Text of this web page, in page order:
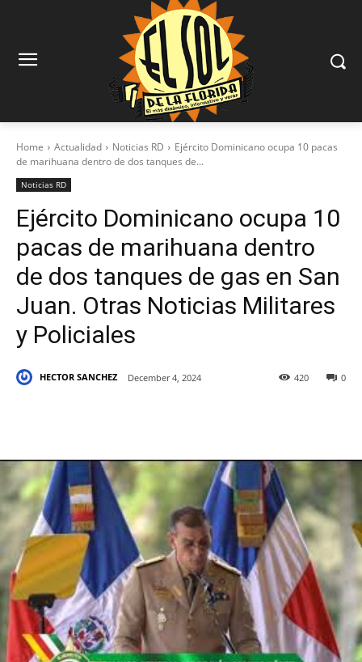
Home Actualidad Noticias RD
Ejército Dominicano ocupa 10 pacas
de marihuana dentro de dos tanques de...
Noticias RD
Ejército Dominicano ocupa 10
pacas de marihuana dentro
de dos tanques de gas en San
Juan. Otras Noticias Militares
y Policiales
HECTOR SANCHEZ December 4, 2024 0
420